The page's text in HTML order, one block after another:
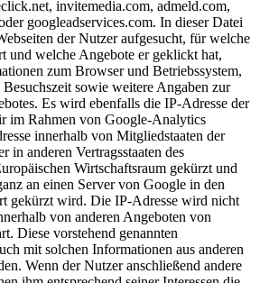
invitemedia.com, admeld.com,
googleadservices.com. In dieser Datei
der Nutzer aufgesucht, für welche
und welche Angebote er geklickt hat,
zum Browser und Betriebssystem,
sowie weitere Angaben zur
Es wird ebenfalls die IP-Adresse der
im Rahmen von Google-Analytics
innerhalb von Mitgliedstaaten der
in anderen Vertragsstaaten des
Wirtschaftsraum gekürzt und
an einen Server von Google in den
gekürzt wird. Die IP-Adresse wird nicht
von anderen Angeboten von
Diese vorstehend genannten
mit solchen Informationen aus anderen
Wenn der Nutzer anschließend andere